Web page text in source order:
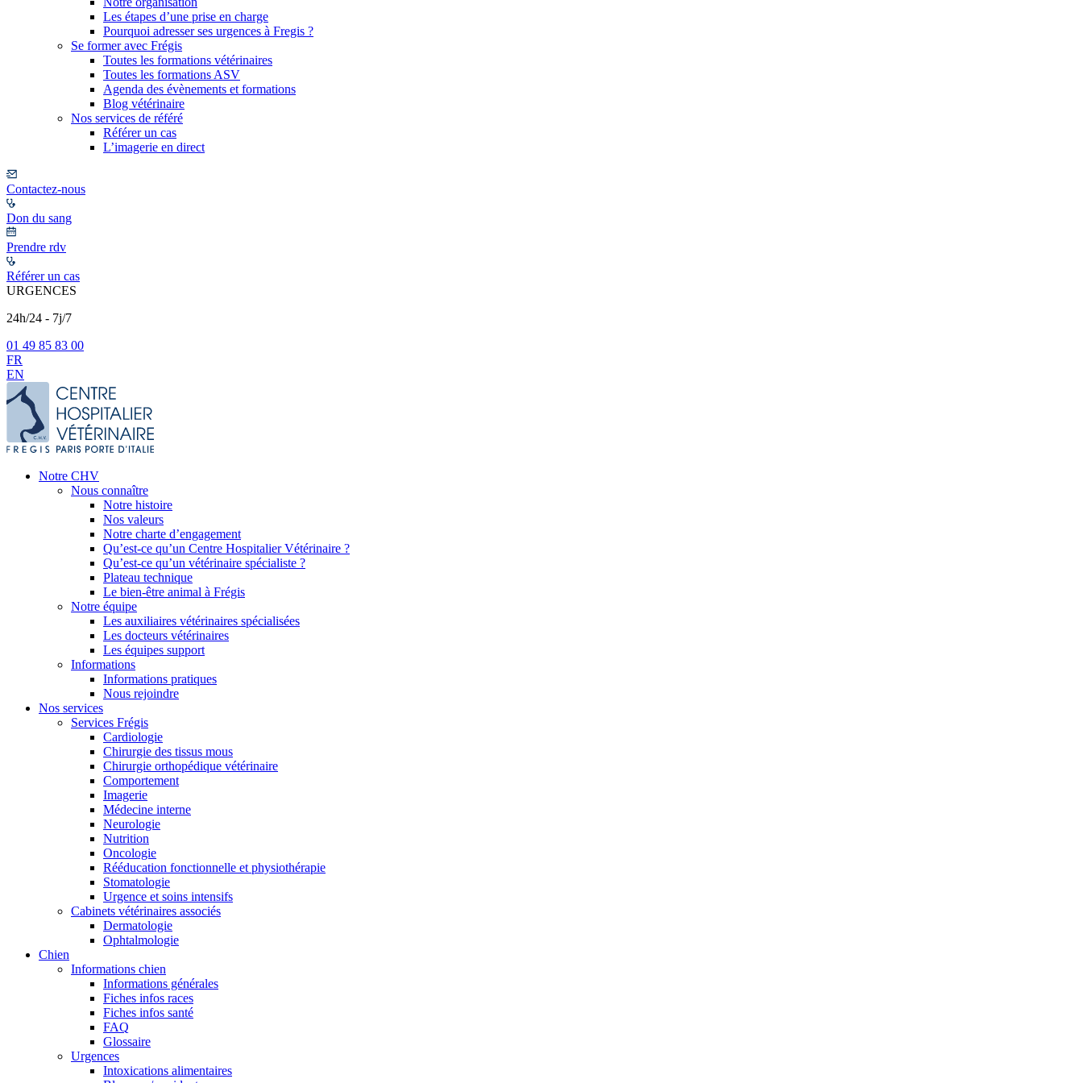
Les étapes d’une prise en charge
Pourquoi adresser ses urgences à Fregis ?
Se former avec Frégis
Toutes les formations vétérinaires
Toutes les formations ASV
Agenda des évènements et formations
Blog vétérinaire
Nos services de référé
Référer un cas
L’imagerie en direct
Contactez-nous
Don du sang
Prendre rdv
Référer un cas
URGENCES
24h/24 - 7j/7
01 49 85 83 00
FR
EN
Notre CHV
Nous connaître
Notre histoire
Nos valeurs
Notre charte d’engagement
Qu’est-ce qu’un Centre Hospitalier Vétérinaire ?
Qu’est-ce qu’un vétérinaire spécialiste ?
Plateau technique
Le bien-être animal à Frégis
Notre équipe
Les auxiliaires vétérinaires spécialisées
Les docteurs vétérinaires
Les équipes support
Informations
Informations pratiques
Nous rejoindre
Nos services
Services Frégis
Cardiologie
Chirurgie des tissus mous
Chirurgie orthopédique vétérinaire
Comportement
Imagerie
Médecine interne
Neurologie
Nutrition
Oncologie
Rééducation fonctionnelle et physiothérapie
Stomatologie
Urgence et soins intensifs
Cabinets vétérinaires associés
Dermatologie
Ophtalmologie
Chien
Informations chien
Informations générales
Fiches infos races
Fiches infos santé
FAQ
Glossaire
Urgences
Intoxications alimentaires